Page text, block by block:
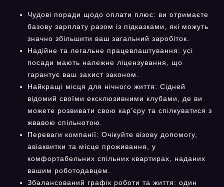
Чудові поради щодо оплати плюс: ви отримаєте
базову зарплату разом із підказками, які можуть
значно збільшити ваш загальний заробіток.
Надійне та легальне працевлаштування: усі
посади мають належне ліцензування, що
гарантує ваш захист законом.
Найкращі місця для нічного життя: Сідней
відомий своїми ексклюзивними клубами, де ви
можете розвивати свою кар’єру та спілкуватися з
жвавою спільнотою.
Переваги компанії: Очікуйте візову допомогу,
авіаквитки та місце проживання, у
комфортабельних спільних квартирах, наданих
вашим роботодавцем.
Збалансований графік роботи та життя: один